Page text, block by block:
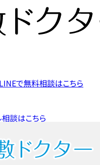
LINEで無料相談はこちら
談はこちら